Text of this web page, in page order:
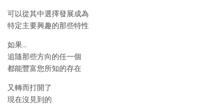
可以從其中選擇發展成為
特定主要興趣的那些特性
如果…
追隨那些方向的任一個
都能豐富您所知的存在
又轉而打開了
現在沒見到的